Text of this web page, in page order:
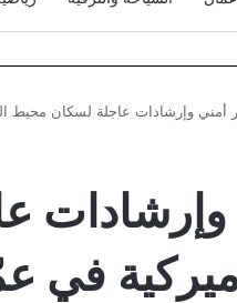
أمني وإرشادات عاجلة لسكان محيط
وإرشادات
في